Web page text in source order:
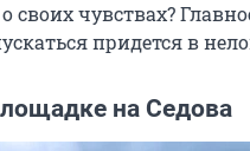
своих чувствах?
придется в
на Седова